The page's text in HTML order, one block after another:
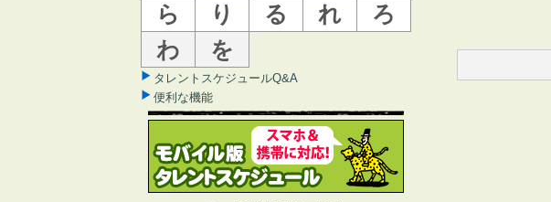
ら
り る れ
ろ
わ
を
タレントスケジュールQ&A
便利な機能